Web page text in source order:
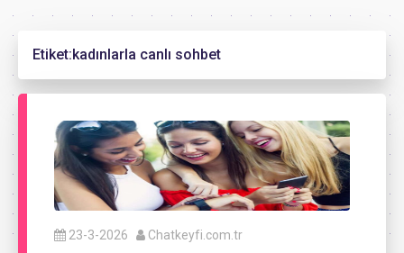
Etiket:kadınlarla canlı sohbet
23-3-2026 Chatkeyfi.com.tr